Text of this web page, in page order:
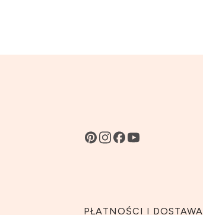
PŁATNOŚCI I DOSTAWA